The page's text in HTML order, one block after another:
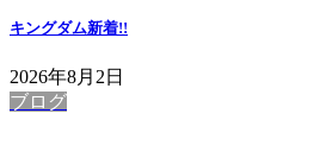
キングダム新着!!
2026年8月2日
ブログ